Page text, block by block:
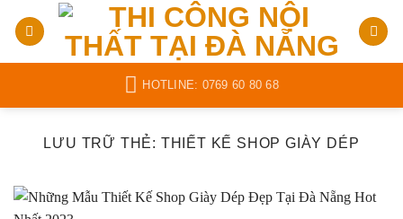
qua
HOTLINE: 0769 60 80 68
LƯU TRỮ THẺ: THIẾT KẾ SHOP GIÀY DÉP